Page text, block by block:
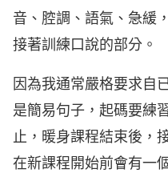
音、腔調、語氣、急緩
接著訓練口說的部分。
因為我通常嚴格要求自
是簡易句子，起碼要練
止，暖身課程結束後，
在新課程開始前會有一